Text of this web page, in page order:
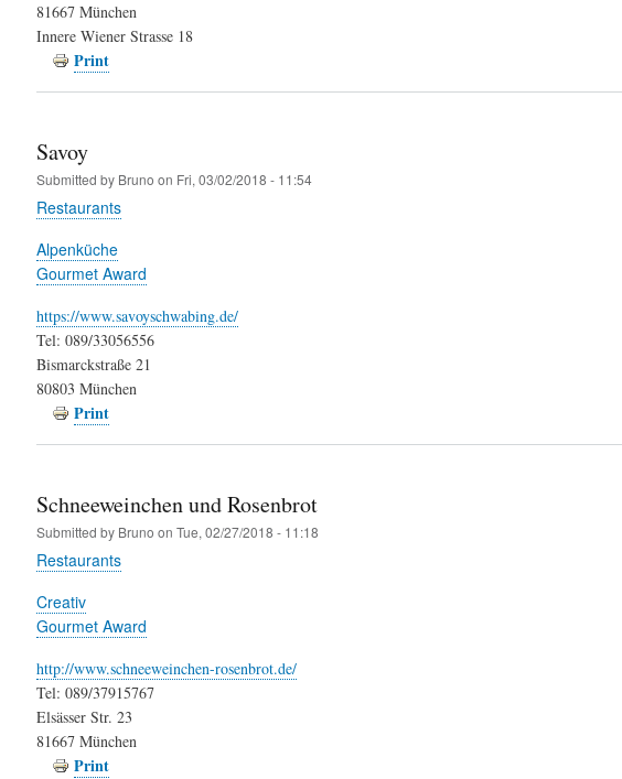
81667 München
Innere Wiener Strasse 18
Print
Savoy
Submitted by Bruno on Fri, 03/02/2018 - 11:54
Restaurants
Alpenküche
Gourmet Award
https://www.savoyschwabing.de/
Tel: 089/33056556
Bismarckstraße 21
80803 München
Print
Schneeweinchen und Rosenbrot
Submitted by Bruno on Tue, 02/27/2018 - 11:18
Restaurants
Creativ
Gourmet Award
http://www.schneeweinchen-rosenbrot.de/
Tel: 089/37915767
Elsässer Str. 23
81667 München
Print